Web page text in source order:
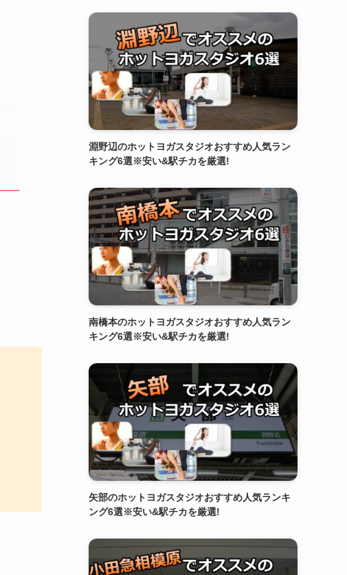
淵野辺のホットヨガスタジオおすすめ人気ラン
キング6選※安い&駅チカを厳選!
南橋本のホットヨガスタジオおすすめ人気ラン
キング6選※安い&駅チカを厳選!
矢部のホットヨガスタジオおすすめ人気ランキ
ング6選※安い&駅チカを厳選!